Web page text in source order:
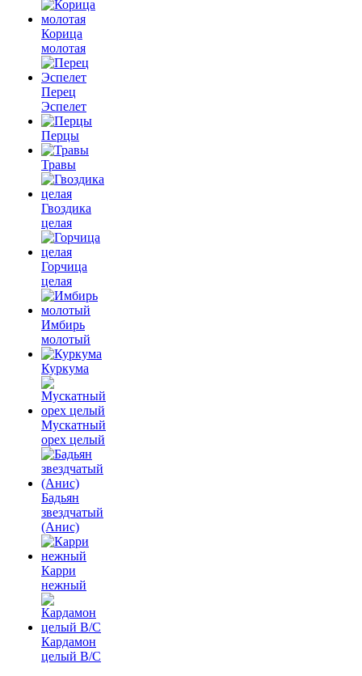
Корица
молотая
Перец
Эспелет
Перцы
Травы
Гвоздика
целая
Горчица
целая
Имбирь
молотый
Куркума
Мускатный
орех целый
Бадьян
звездчатый
(Анис)
Карри
нежный
Кардамон
целый В/С